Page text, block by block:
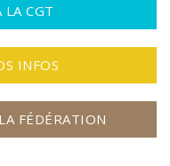
LA CGT
INFOS
FÉDÉRATION